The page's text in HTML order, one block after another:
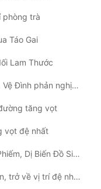
phòng trà
Táo Gai
Lam Thước
Chương 67: Trịnh Nguyên bỏ phiếu, Vệ Đình phản nghịch
tăng vọt
vọt đệ nhất
Chương 70: Khóa Khu Nói Chuyện Phiếm, Dị Biến Đồ Sinh
Chương 71: Khẩn cấp bác bỏ tin đồn, trở về vị trí đệ nhất